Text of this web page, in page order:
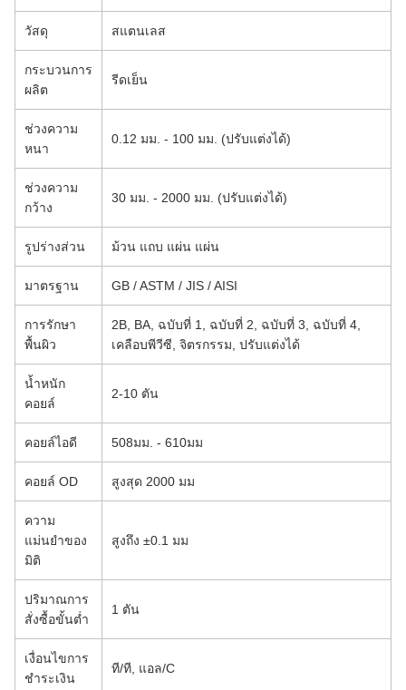
วัสดุ สแตนเลส
กระบวนการ
ผลิต
รีดเย็น
ช่วงความ
หนา
0.12 มม. - 100 มม. (ปรับแต่งได้)
ช่วงความ
กว้าง
30 มม. - 2000 มม. (ปรับแต่งได้)
รูปร่างส่วน ม้วน แถบ แผ่น แผ่น
มาตรฐาน GB / ASTM / JIS / AISI
การรักษา
พื้นผิว
2B, BA, ฉบับที่ 1, ฉบับที่ 2, ฉบับที่ 3, ฉบับที่ 4,
เคลือบพีวีซี, จิตรกรรม, ปรับแต่งได้
น้ำหนัก
คอยล์
2-10 ตัน
คอยล์ไอดี 508มม. - 610มม
คอยล์ OD สูงสุด 2000 มม
ความ
แม่นยำของ
มิติ
สูงถึง ±0.1 มม
ปริมาณการ
สั่งซื้อขั้นต่ำ
1 ตัน
เงื่อนไขการ
ชำระเงิน
ที/ที, แอล/C